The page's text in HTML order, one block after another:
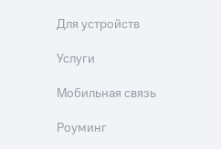
Для устройств
Услуги
Мобильная связь
Роуминг